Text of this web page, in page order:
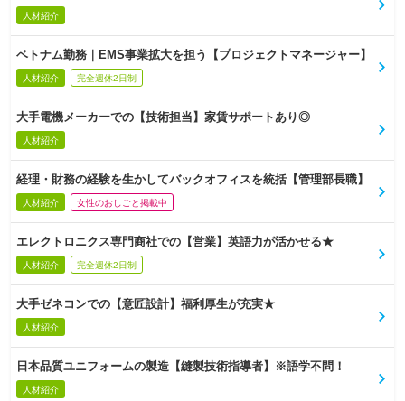
人材紹介
ベトナム勤務｜EMS事業拡大を担う【プロジェクトマネージャー】
人材紹介 完全週休2日制
大手電機メーカーでの【技術担当】家賃サポートあり◎
人材紹介
経理・財務の経験を生かしてバックオフィスを統括【管理部長職】
人材紹介 女性のおしごと掲載中
エレクトロニクス専門商社での【営業】英語力が活かせる★
人材紹介 完全週休2日制
大手ゼネコンでの【意匠設計】福利厚生が充実★
人材紹介
日本品質ユニフォームの製造【縫製技術指導者】※語学不問！
人材紹介